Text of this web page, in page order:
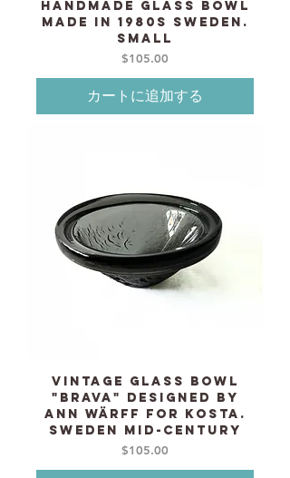
Handmade Glass bowl
made in 1980s Sweden.
Small
価格
$105.00
カートに追加する
Vintage glass bowl
"Brava" designed by
Ann Wärff for KOSTA.
Sweden mid-century
価格
$105.00